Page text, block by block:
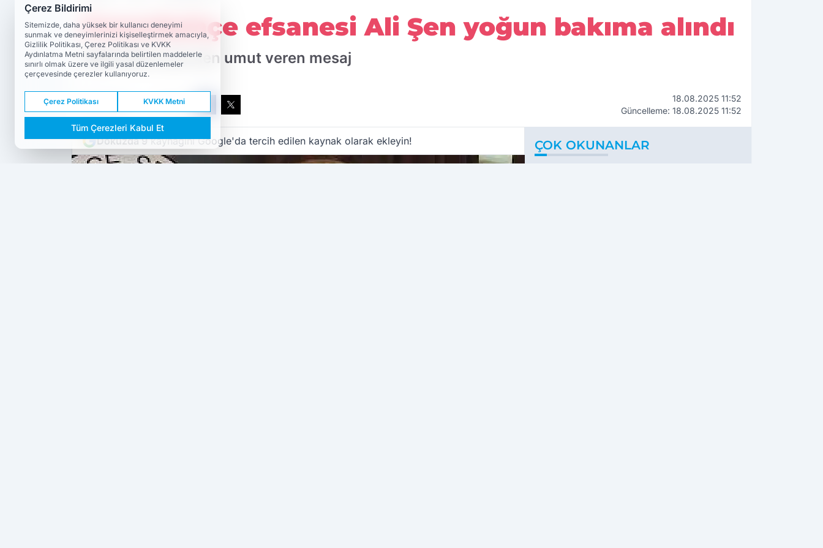
Fenerbahçe efsanesi Ali Şen yoğun bakıma alındı
Oğlu Metin Şen'den umut veren mesaj
PAYLAŞ
18.08.2025 11:52
Güncelleme: 18.08.2025 11:52
Dokuzda 9kaynağını Google'da tercih edilen kaynak olarak ekleyin! ÇOK OKUNANLAR
Çerez Bildirimi
Sitemizde, daha yüksek bir kullanıcı deneyimi
sunmak ve deneyimlerinizi kişiselleştirmek amacıyla,
Gizlilik Politikası, Çerez Politikası ve KVKK
Aydınlatma Metni sayfalarında belirtilen maddelerle
sınırlı olmak üzere ve ilgili yasal düzenlemeler
çerçevesinde çerezler kullanıyoruz.
Çerez Politikası KVKK Metni
Tüm Çerezleri Kabul Et